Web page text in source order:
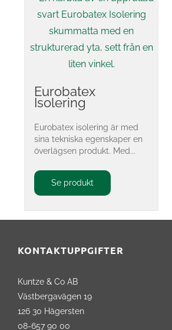
Eurobatex
Isolering
Eurobatex isolering är med
sina tekniska egenskaper en
överlägsen produkt. Med...
Se produkt
KONTAKTUPPGIFTER
Kuntze & Co AB
Västbergavägen 19
126 30 Hägersten
08-657 90 00